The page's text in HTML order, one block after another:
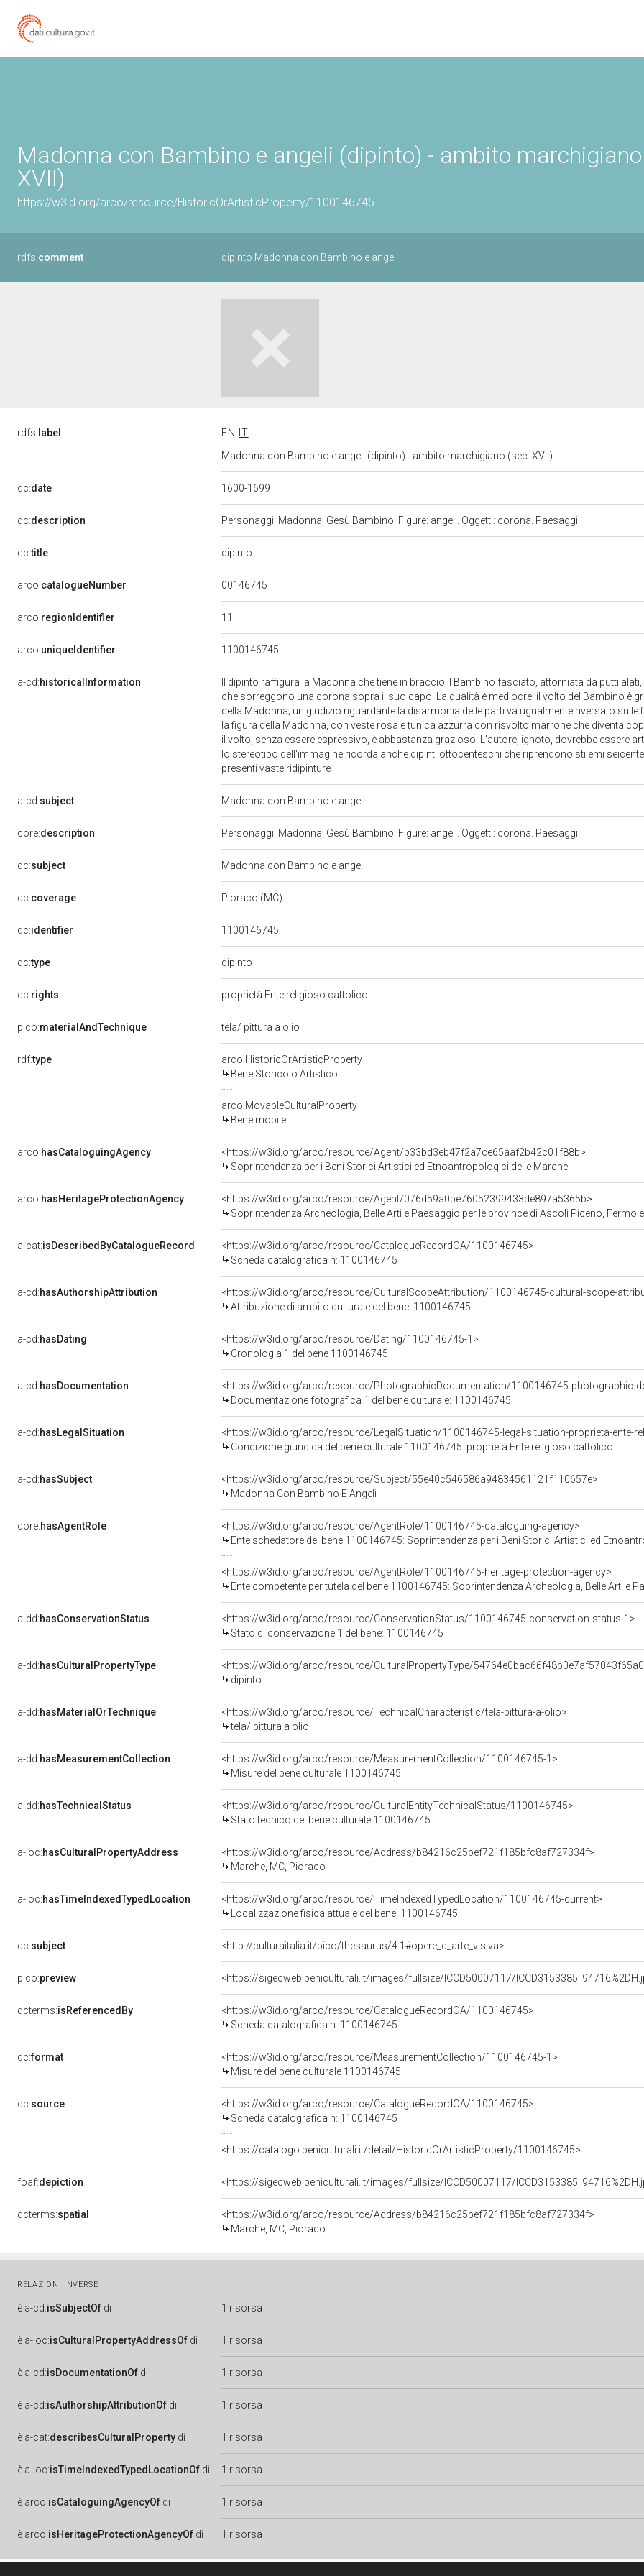
Madonna con Bambino e angeli (dipinto) - ambito
XVII)
https://w3id.org/arco/resource/HistoricOrArtisticProperty/1100146745
rdfs:comment dipinto Madonna con Bambino e angeli
rdfs: label EN
IT
Madonna con Bambino e angeli (dipinto) - ambito marchigiano (sec. XVII)
dc:date 1600-1699
dc:description Personaggi: Madonna; Gesù Bambino. Figure: angeli. Oggetti: corona. Paesaggi
dc:title dipinto
arco:catalogueNumber 00146745
arco:regionIdentifier 11
arco:uniqueIdentifier 1100146745
a-cd:historicalInformation
Il dipinto raffigura la Madonna che tiene in braccio il Bambino fasciato, attorniata da putti
che sorreggono una corona sopra il suo capo. La qualità è mediocre: il volto del Bambino è
della Madonna; un giudizio riguardante la disarmonia delle parti va ugualmente riversato sulle
la figura della Madonna, con veste rosa e tunica azzurra con risvolto marrone che diventa
il volto, senza essere espressivo, è abbastanza grazioso. L'autore, ignoto, dovrebbe essere
lo stereotipo dell'immagine ricorda anche dipinti ottocenteschi che riprendono stilemi
presenti vaste ridipinture
a-cd:subject Madonna con Bambino e angeli
core:description Personaggi: Madonna; Gesù Bambino. Figure: angeli. Oggetti: corona. Paesaggi
dc:subject Madonna con Bambino e angeli
dc:coverage Pioraco (MC)
dc:identifier 1100146745
dc:type dipinto
dc:rights proprietà Ente religioso cattolico
pico:materialAndTechnique tela/ pittura a olio
rdf:type
arco:HistoricOrArtisticProperty
Bene Storico o Artistico
arco:MovableCulturalProperty
Bene mobile
arco:hasCataloguingAgency
<https://w3id.org/arco/resource/Agent/b33bd3eb47f2a7ce65aaf2b42c01f88b>
Soprintendenza per i Beni Storici Artistici ed Etnoantropologici delle Marche
arco:hasHeritageProtectionAgency
<https://w3id.org/arco/resource/Agent/076d59a0be76052399433de897a5365b>
Soprintendenza Archeologia, Belle Arti e Paesaggio per le province di Ascoli Piceno, Fermo
a-cat:isDescribedByCatalogueRecord
<https://w3id.org/arco/resource/CatalogueRecordOA/1100146745>
Scheda catalografica n: 1100146745
a-cd:hasAuthorshipAttribution
<https://w3id.org/arco/resource/CulturalScopeAttribution/1100146745-cultural-scope-
Attribuzione di ambito culturale del bene: 1100146745
a-cd:hasDating
<https://w3id.org/arco/resource/Dating/1100146745-1>
Cronologia 1 del bene 1100146745
a-cd:hasDocumentation
<https://w3id.org/arco/resource/PhotographicDocumentation/1100146745-photographic-
Documentazione fotografica 1 del bene culturale: 1100146745
a-cd:hasLegalSituation
<https://w3id.org/arco/resource/LegalSituation/1100146745-legal-situation-proprieta-ente-
Condizione giuridica del bene culturale 1100146745: proprietà Ente religioso cattolico
a-cd:hasSubject
<https://w3id.org/arco/resource/Subject/55e40c546586a94834561121f110657e>
Madonna Con Bambino E Angeli
core:hasAgentRole
<https://w3id.org/arco/resource/AgentRole/1100146745-cataloguing-agency>
Ente schedatore del bene 1100146745: Soprintendenza per i Beni Storici Artistici ed
<https://w3id.org/arco/resource/AgentRole/1100146745-heritage-protection-agency>
Ente competente per tutela del bene 1100146745: Soprintendenza Archeologia, Belle Arti e
a-dd:hasConservationStatus
<https://w3id.org/arco/resource/ConservationStatus/1100146745-conservation-status-1>
Stato di conservazione 1 del bene: 1100146745
a-dd:hasCulturalPropertyType
<https://w3id.org/arco/resource/CulturalPropertyType/
dipinto
a-dd:hasMaterialOrTechnique
<https://w3id.org/arco/resource/TechnicalCharacteristic/tela-pittura-a-olio>
tela/ pittura a olio
a-dd:hasMeasurementCollection
<https://w3id.org/arco/resource/MeasurementCollection/1100146745-1>
Misure del bene culturale 1100146745
a-dd:hasTechnicalStatus
<https://w3id.org/arco/resource/CulturalEntityTechnicalStatus/1100146745>
Stato tecnico del bene culturale 1100146745
a-loc:hasCulturalPropertyAddress
<https://w3id.org/arco/resource/Address/b84216c25bef721f185bfc8af727334f>
Marche, MC, Pioraco
a-loc:hasTimeIndexedTypedLocation
<https://w3id.org/arco/resource/TimeIndexedTypedLocation/1100146745-current>
Localizzazione fisica attuale del bene: 1100146745
dc:subject <http://culturaitalia.it/pico/thesaurus/4.1#opere_d_arte_visiva>
pico:preview <https://sigecweb.beniculturali.it/images/fullsize/ICCD50007117/
dcterms:isReferencedBy
<https://w3id.org/arco/resource/CatalogueRecordOA/1100146745>
Scheda catalografica n: 1100146745
dc:format
<https://w3id.org/arco/resource/MeasurementCollection/1100146745-1>
Misure del bene culturale 1100146745
dc:source
<https://w3id.org/arco/resource/CatalogueRecordOA/1100146745>
Scheda catalografica n: 1100146745
<https://catalogo.beniculturali.it/detail/HistoricOrArtisticProperty/1100146745>
foaf:depiction <https://sigecweb.beniculturali.it/images/fullsize/ICCD50007117/
dcterms:spatial
<https://w3id.org/arco/resource/Address/b84216c25bef721f185bfc8af727334f>
Marche, MC, Pioraco
RELAZIONI INVERSE
è a-cd:isSubjectOf di 1 risorsa
è a-loc:isCulturalPropertyAddressOf di 1 risorsa
è a-cd:isDocumentationOf di 1 risorsa
è a-cd:isAuthorshipAttributionOf di 1 risorsa
è a-cat:describesCulturalProperty di 1 risorsa
è a-loc:isTimeIndexedTypedLocationOf di 1 risorsa
è arco:isCataloguingAgencyOf di 1 risorsa
è arco:isHeritageProtectionAgencyOf di 1 risorsa